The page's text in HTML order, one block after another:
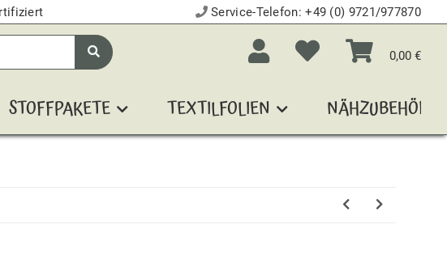
Service-Telefon:+49 (0) 9721/977870
0,00 €
STOFFPAKETE TEXTILFOLIEN NÄHZUBEHÖR